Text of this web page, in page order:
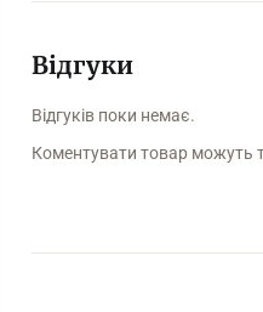
Відгуки
Відгуків поки немає.
Коментувати товар можуть